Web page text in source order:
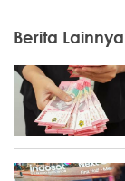
Berita Lainnya